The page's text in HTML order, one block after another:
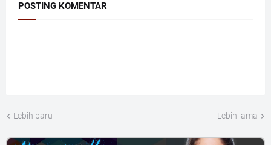
POSTING KOMENTAR
Lebih baru Lebih lama